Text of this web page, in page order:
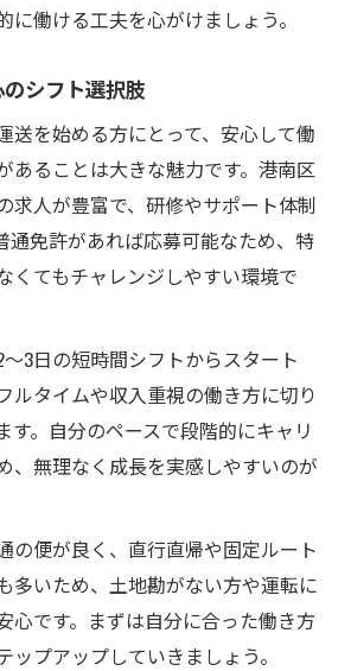
に働ける工夫を心がけましょう。
シフト選択肢
送を始める方にとって、安心して働
あることは大きな魅力です。港南区
求人が豊富で、研修やサポート体制
通免許があれば応募可能なため、特
くてもチャレンジしやすい環境で
3日の短時間シフトからスタート
ルタイムや収入重視の働き方に切り
す。自分のペースで段階的にキャリ
、無理なく成長を実感しやすいのが
の便が良く、直行直帰や固定ルート
多いため、土地勘がない方や運転に
心です。まずは自分に合った働き方
ップアップしていきましょう。